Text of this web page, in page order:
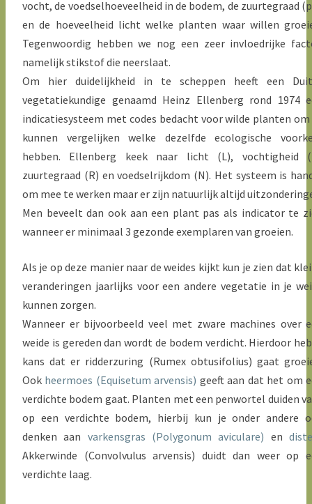
vocht, de voedselhoeveelheid in de bodem, de zuurtegraad
en de hoeveelheid licht welke planten waar willen
Tegenwoordig hebben we nog een zeer invloedrijke
namelijk stikstof die neerslaat.
Om hier duidelijkheid in te scheppen heeft een
vegetatiekundige genaamd Heinz Ellenberg rond 1974
indicatiesysteem met codes bedacht voor wilde planten
kunnen vergelijken welke dezelfde ecologische
hebben. Ellenberg keek naar licht (L), vochtigheid
zuurtegraad (R) en voedselrijkdom (N). Het systeem is
om mee te werken maar er zijn natuurlijk altijd
Men beveelt dan ook aan een plant pas als indicator te
wanneer er minimaal 3 gezonde exemplaren van groeien.
Als je op deze manier naar de weides kijkt kun je zien dat
veranderingen jaarlijks voor een andere vegetatie in je
kunnen zorgen.
Wanneer er bijvoorbeeld veel met zware machines over
weide is gereden dan wordt de bodem verdicht. Hierdoor
kans dat er ridderzuring (Rumex obtusifolius) gaat
Ook heermoes (Equisetum arvensis) geeft aan dat het om
verdichte bodem gaat. Planten met een penwortel duiden
op een verdichte bodem, hierbij kun je onder andere
denken aan varkensgras (Polygonum aviculare) en
Akkerwinde (Convolvulus arvensis) duidt dan weer op
verdichte laag.